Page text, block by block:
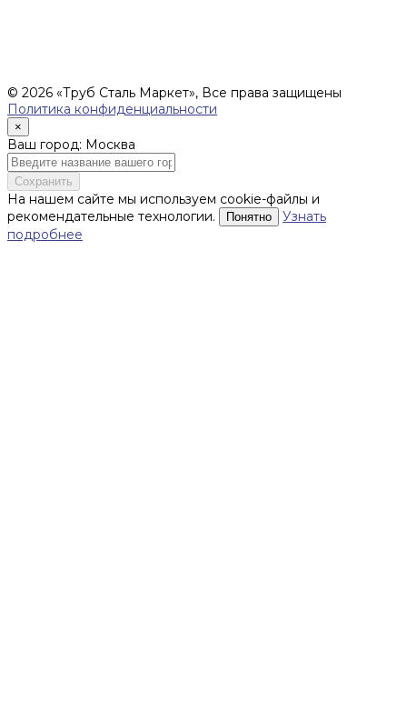
© 2026 «Труб Сталь Маркет», Все права защищены
Политика конфиденциальности
×
Ваш город: Москва
Сохранить
На нашем сайте мы используем cookie-файлы и
рекомендательные технологии.
Понятно
Узнать
подробнее